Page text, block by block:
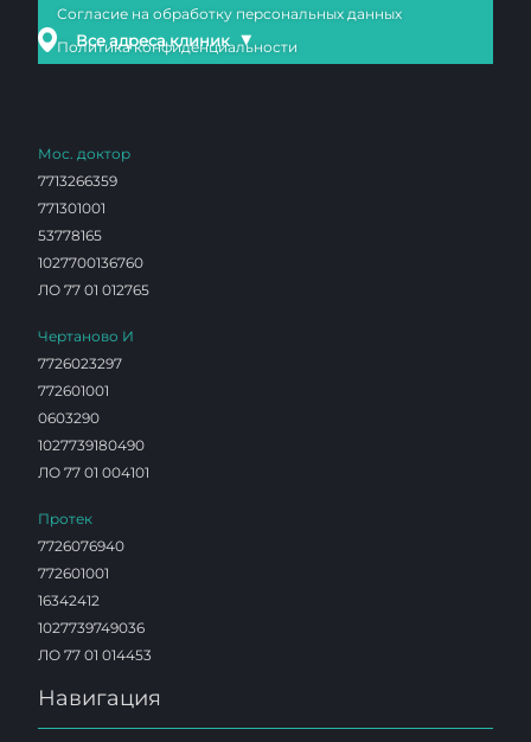
Все адреса клиник ▼
Согласие на обработку персональных данных
Политика конфиденциальности
Мос. доктор
7713266359
771301001
53778165
1027700136760
ЛО 77 01 012765
Чертаново И
7726023297
772601001
0603290
1027739180490
ЛО 77 01 004101
Протек
7726076940
772601001
16342412
1027739749036
ЛО 77 01 014453
Навигация